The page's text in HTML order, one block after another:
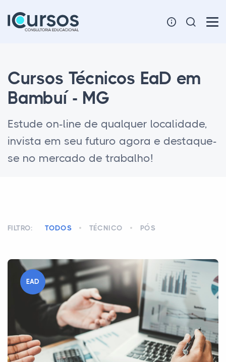
Cursos Técnicos EaD em
Bambuí - MG
Estude on-line de qualquer localidade,
invista em seu futuro agora e destaque-
se no mercado de trabalho!
FILTRO: TODOS TÉCNICO PÓS
EAD